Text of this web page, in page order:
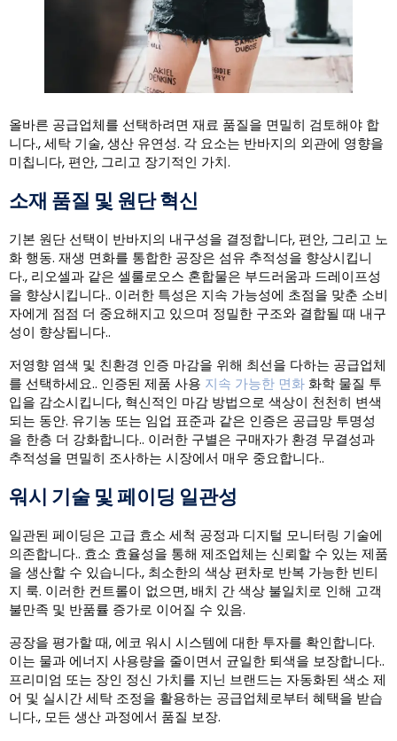
올바른 공급업체를 선택하려면 재료 품질을 면밀히 검토해야 합
니다., 세탁 기술, 생산 유연성. 각 요소는 반바지의 외관에 영향을
미칩니다, 편안, 그리고 장기적인 가치.
소재 품질 및 원단 혁신
기본 원단 선택이 반바지의 내구성을 결정합니다, 편안, 그리고 노
화 행동. 재생 면화를 통합한 공장은 섬유 추적성을 향상시킵니
다., 리오셀과 같은 셀룰로오스 혼합물은 부드러움과 드레이프성
을 향상시킵니다.. 이러한 특성은 지속 가능성에 초점을 맞춘 소비
자에게 점점 더 중요해지고 있으며 정밀한 구조와 결합될 때 내구
성이 향상됩니다..
저영향 염색 및 친환경 인증 마감을 위해 최선을 다하는 공급업체
를 선택하세요.. 인증된 제품 사용 지속 가능한 면화화학 물질 투
입을 감소시킵니다, 혁신적인 마감 방법으로 색상이 천천히 변색
되는 동안. 유기농 또는 임업 표준과 같은 인증은 공급망 투명성
을 한층 더 강화합니다.. 이러한 구별은 구매자가 환경 무결성과
추적성을 면밀히 조사하는 시장에서 매우 중요합니다..
워시 기술 및 페이딩 일관성
일관된 페이딩은 고급 효소 세척 공정과 디지털 모니터링 기술에
의존합니다.. 효소 효율성을 통해 제조업체는 신뢰할 수 있는 제품
을 생산할 수 있습니다., 최소한의 색상 편차로 반복 가능한 빈티
지 룩. 이러한 컨트롤이 없으면, 배치 간 색상 불일치로 인해 고객
불만족 및 반품률 증가로 이어질 수 있음.
공장을 평가할 때, 에코 워시 시스템에 대한 투자를 확인합니다.
이는 물과 에너지 사용량을 줄이면서 균일한 퇴색을 보장합니다..
프리미엄 또는 장인 정신 가치를 지닌 브랜드는 자동화된 색소 제
어 및 실시간 세탁 조정을 활용하는 공급업체로부터 혜택을 받습
니다., 모든 생산 과정에서 품질 보장.